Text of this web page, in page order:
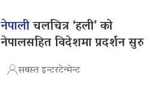
नेपालीचलचित्र ‘हली’ को
नेपालसहित विदेशमा प्रदर्शन सुरु
सबस्त इन्टरटेन्मेन्ट